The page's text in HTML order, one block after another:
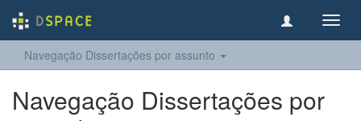
Navegação Dissertações por assunto
Navegação Dissertações por